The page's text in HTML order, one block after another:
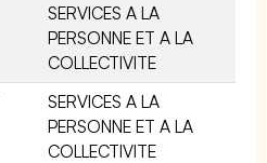
SERVICES A LA
PERSONNE ET A LA
COLLECTIVITE
SERVICES A LA
PERSONNE ET A LA
COLLECTIVITE